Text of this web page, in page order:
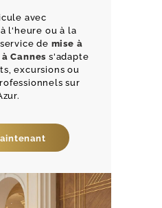
avec
à l'heure ou à la
de mise à
Cannes s'adapte
excursions ou
sur